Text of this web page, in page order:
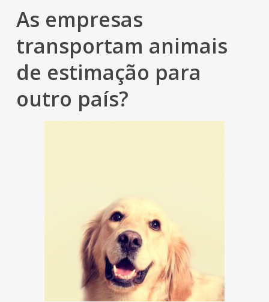
As empresas
transportam animais
de estimação para
outro país?